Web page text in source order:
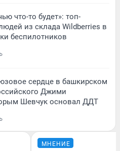
что-то будет»: топ-
из склада Wildberries в
беспилотников
сердце в башкирском
Джими
Шевчук основал ДДТ
МНЕНИЕ